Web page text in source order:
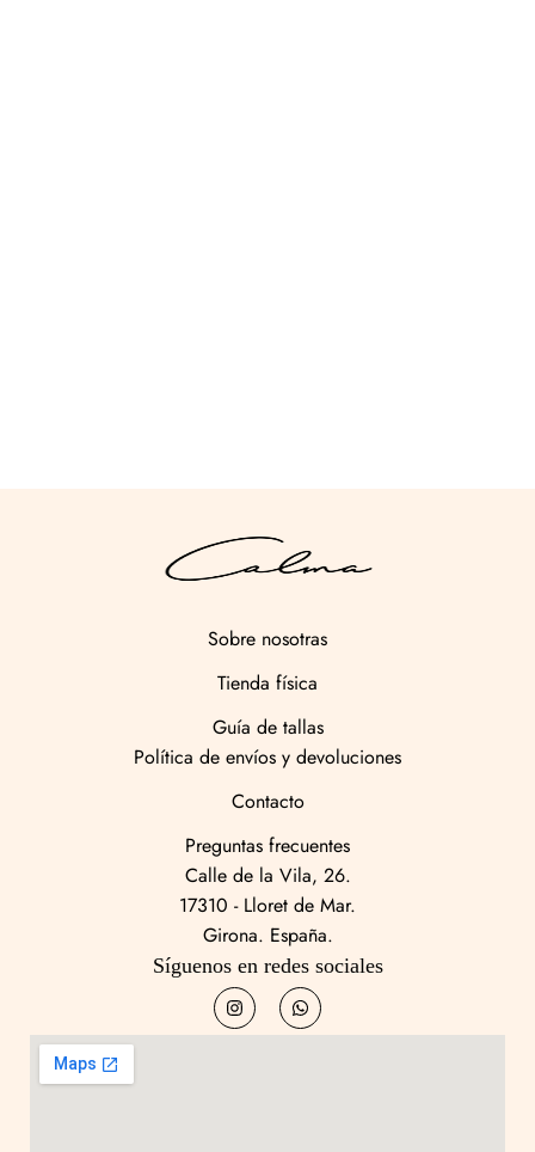
Sobre nosotras
Tienda física
Guía de tallas
Política de envíos y devoluciones
Contacto
Preguntas frecuentes
Calle de la Vila, 26.
17310 - Lloret de Mar.
Girona. España.
Síguenos en redes sociales